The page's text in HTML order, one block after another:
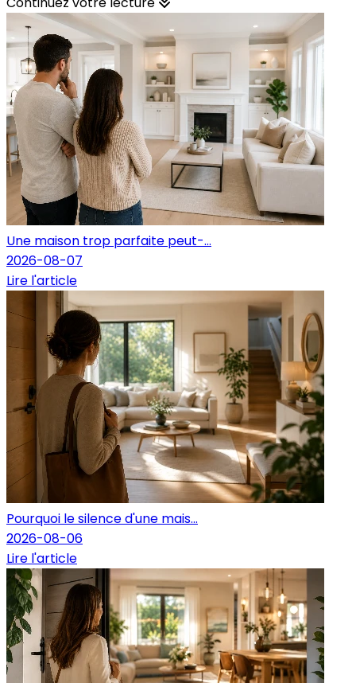
Une maison trop parfaite peut-...
2026-08-07
Lire l'article
Pourquoi le silence d'une mais...
2026-08-06
Lire l'article